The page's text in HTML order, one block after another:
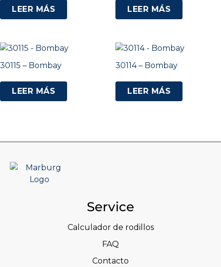
LEER MÁS LEER MÁS
30115 – Bombay
LEER MÁS
30114 – Bombay
LEER MÁS
Service
Calculador de rodillos
FAQ
Contacto